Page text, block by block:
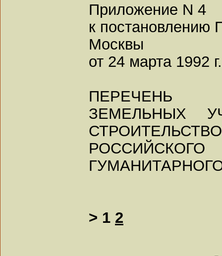
Приложение N 4
к постановлению
Москвы
от 24 марта 1992
ПЕРЕЧЕНЬ
ЗЕМЕЛЬНЫХ
СТРОИТЕЛЬСТВО
> 1 2